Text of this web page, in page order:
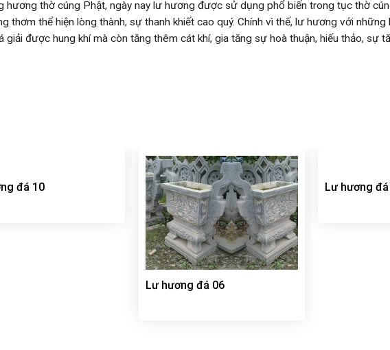
hương thờ cúng Phật, ngày nay lư hương được sử dụng phổ biến trong tục thờ
thể hiện lòng thành, sự thanh khiết cao quý. Chính vì thế, lư hương với
được hung khí mà còn tăng thêm cát khí, gia tăng sự hoà thuận, hiếu thảo, sự
đá 10
Lư hương đá 06
Lư hương đá